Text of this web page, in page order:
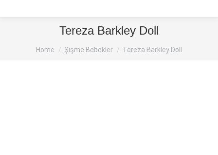
Tereza Barkley Doll
You are here:
Home Şişme Bebekler Tereza Barkley Doll